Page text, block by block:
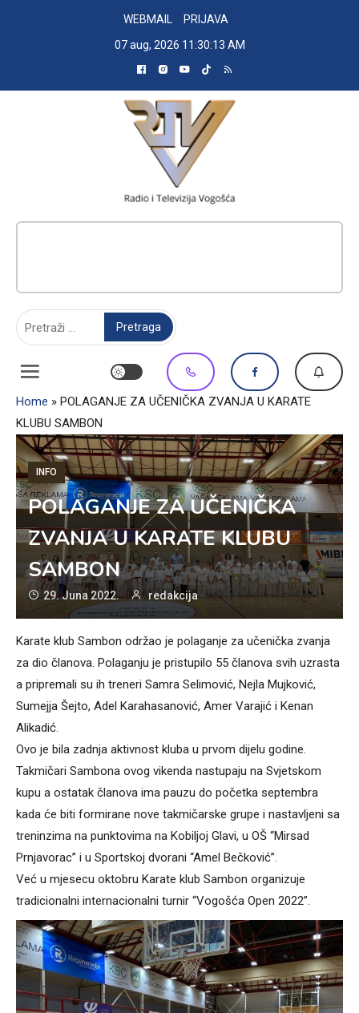
WEBMAIL
PRIJAVA
07 aug, 2026 11:30:14 AM
Home » POLAGANJE ZA UČENIČKA ZVANJA U KARATE
KLUBU SAMBON
INFO
POLAGANJE ZA UČENIČKA
ZVANJA U KARATE KLUBU
SAMBON
29. Juna 2022. redakcija
Karate klub Sambon održao je polaganje za učenička zvanja
za dio članova. Polaganju je pristupilo 55 članova svih uzrasta
a pripremali su ih treneri Samra Selimović, Nejla Mujković,
Sumejja Šejto, Adel Karahasanović, Amer Varajić i Kenan
Alikadić.
Ovo je bila zadnja aktivnost kluba u prvom dijelu godine.
Takmičari Sambona ovog vikenda nastupaju na Svjetskom
kupu a ostatak članova ima pauzu do početka septembra
kada će biti formirane nove takmičarske grupe i nastavljeni sa
treninzima na punktovima na Kobiljoj Glavi, u OŠ “Mirsad
Prnjavorac” i u Sportskoj dvorani “Amel Bečković”.
Već u mjesecu oktobru Karate klub Sambon organizuje
tradicionalni internacionalni turnir “Vogošća Open 2022”.